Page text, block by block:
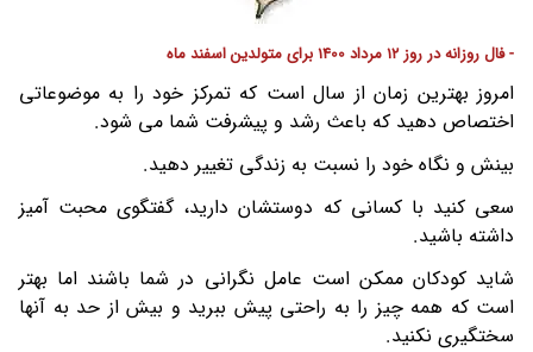
- فال روزانه در روز 12 مرداد 1400 برای متولدین اسفند ماه
امروز بهترین زمان از سال است که تمرکز خود را به موضوعاتی
اختصاص دهید که باعث رشد و پیشرفت شما می شود.
بینش و نگاه خود را نسبت به زندگی تغییر دهید.
سعی کنید با کسانی که دوستشان دارید، گفتگوی محبت آمیز
داشته باشید.
شاید کودکان ممکن است عامل نگرانی در شما باشند اما بهتر
است که همه چیز را به راحتی پیش ببرید و بیش از حد به آنها
سختگیری نکنید.